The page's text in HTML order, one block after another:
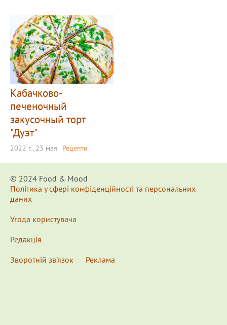
Кабачково-
печеночный
закусочный торт
"Дуэт"
2022 г., 23 мая Рецепти
© 2024 Food & Мood
Політика у сфері конфіденційності та персональних
даних
Угода користувача
Редакція
Зворотній зв'язок
Реклама